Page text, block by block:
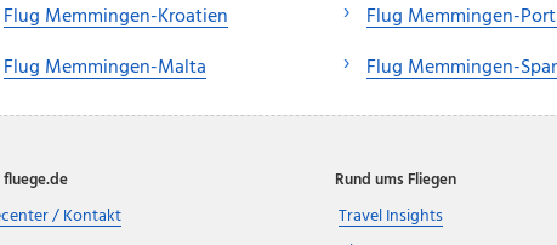
Flug Memmingen-Kroatien
Flug Memmingen-Malta
Flug Memmingen-
Flug Memmingen-